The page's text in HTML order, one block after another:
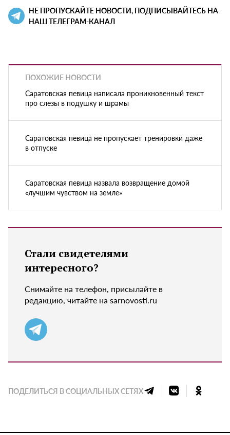
НЕ ПРОПУСКАЙТЕ НОВОСТИ, ПОДПИСЫВАЙТЕСЬ НА
НАШ ТЕЛЕГРАМ-КАНАЛ
ПОХОЖИЕ НОВОСТИ
Саратовская певица написала проникновенный текст
про слезы в подушку и шрамы
Саратовская певица не пропускает тренировки даже
в отпуске
Саратовская певица назвала возвращение домой
«лучшим чувством на земле»
Стали свидетелями
интересного?
Снимайте на телефон, присылайте в
редакцию, читайте на sarnovosti.ru
ПОДЕЛИТЬСЯ В СОЦИАЛЬНЫХ СЕТЯХ